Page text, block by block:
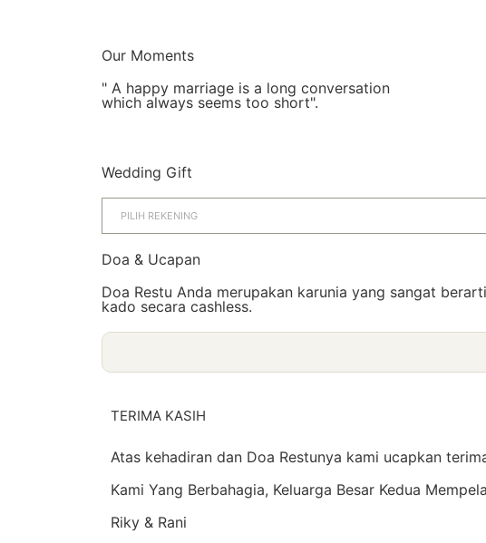
Our Moments
" A happy marriage is a long conversation
which always seems too short".
Wedding Gift
Doa & Ucapan
Doa Restu Anda merupakan karunia yang sangat
kado secara cashless.
TERIMA KASIH
Atas kehadiran dan Doa Restunya kami ucapkan
Kami Yang Berbahagia, Keluarga Besar Kedua
Riky & Rani